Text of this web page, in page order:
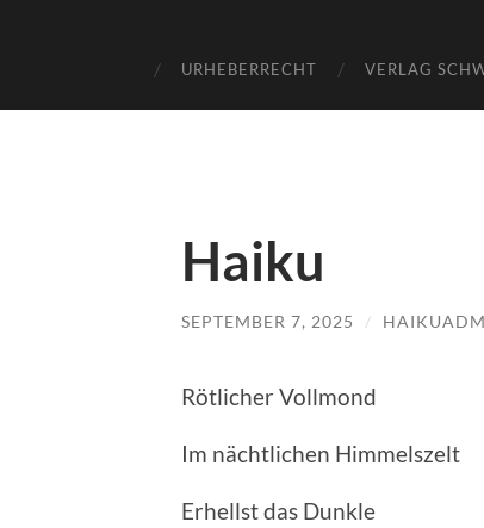
URHEBERRECHT VERLAG
Haiku
SEPTEMBER 7, 2025 /
Rötlicher Vollmond
Im nächtlichen Himmelszelt
Erhellst das Dunkle